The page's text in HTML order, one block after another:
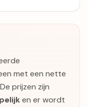
met een nette
prijzen zijn
en er wordt